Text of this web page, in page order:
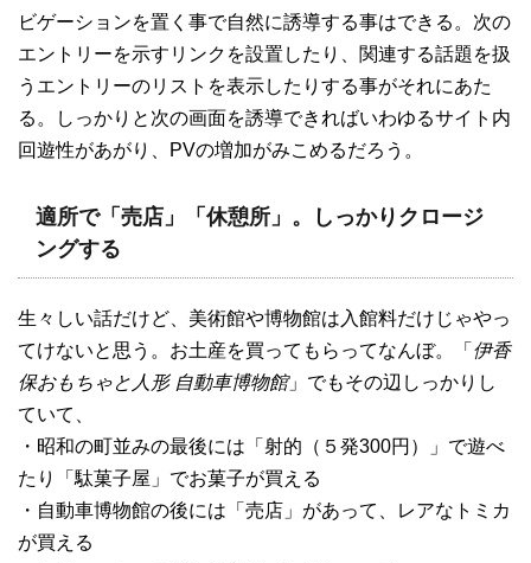
ビゲーションを置く事で自然に誘導する事はできる。次の
エントリーを示すリンクを設置したり、関連する話題を扱
うエントリーのリストを表示したりする事がそれにあた
る。しっかりと次の画面を誘導できればいわゆるサイト内
回遊性があがり、PVの増加がみこめるだろう。
適所で「売店」「休憩所」。しっかりクロージ
ングする
生々しい話だけど、美術館や博物館は入館料だけじゃやっ
てけないと思う。お土産を買ってもらってなんぼ。「 伊香
保おもちゃと人形 自動車博物館」でもその辺しっかりし
ていて、
・昭和の町並みの最後には「射的（５発300円）」で遊べ
たり「駄菓子屋」でお菓子が買える
・自動車博物館の後には「売店」があって、レアなトミカ
が買える